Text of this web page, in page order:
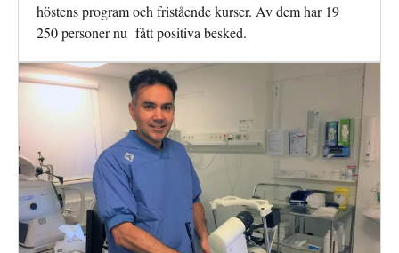
höstens program och fristående kurser. Av dem har 19
250 personer nu fått positiva besked.